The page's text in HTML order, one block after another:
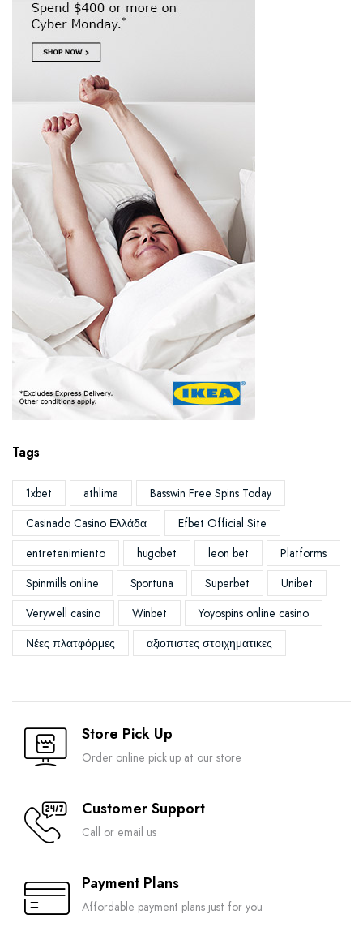
Tags
1xbet athlima
Basswin Free Spins Today
Casinado Casino Ελλάδα
Efbet Official Site
entretenimiento
hugobet leon bet
Platforms
Spinmills online
Sportuna Superbet
Unibet
Verywell casino
Winbet
Yoyospins online casino
Νέες πλατφόρμες
αξιοπιστες στοιχηματικες
Store Pick Up
Order online pick up at our store
Customer Support
Call or email us
Payment Plans
Affordable payment plans just for you